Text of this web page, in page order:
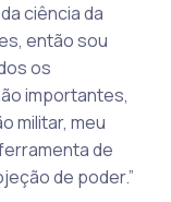
ciência da
então sou
os
importantes,
militar, meu
de
de poder.”